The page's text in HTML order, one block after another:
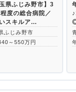
玉県ふじみ野市】3
度の総合病院／
スキルア…
ふじみ野市
～550万円